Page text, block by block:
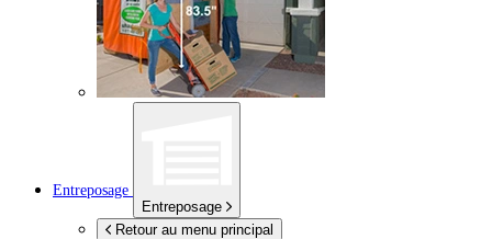
Entreposage
Entreposage
Retour au menu principal